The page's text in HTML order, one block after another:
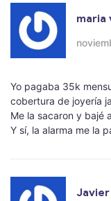
maria
Yo pagaba 35k
cobertura de joyería
Me la sacaron y bajé
Y sí, la alarma me la
Javier